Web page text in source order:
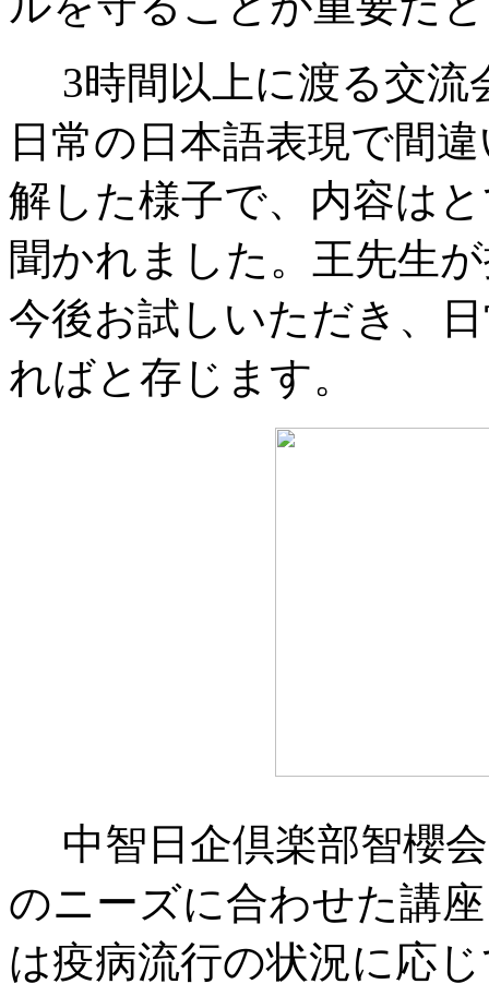
3時間以上に渡る交
日常の日本語表現で間
解した様子で、内容は
聞かれました。王先生
今後お試しいただき、
ればと存じます。
中智日企倶楽部智櫻
のニーズに合わせた講
は疫病流行の状況に応